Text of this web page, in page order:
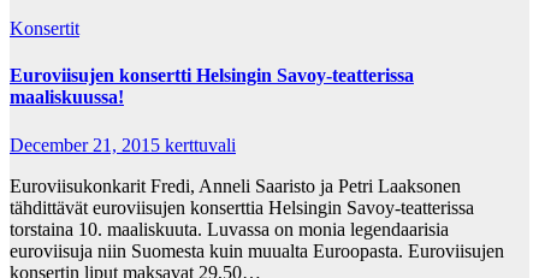
Konsertit
Euroviisujen konsertti Helsingin Savoy-teatterissa
maaliskuussa!
December 21, 2015 kerttuvali
Euroviisukonkarit Fredi, Anneli Saaristo ja Petri Laaksonen
tähdittävät euroviisujen konserttia Helsingin Savoy-teatterissa
torstaina 10. maaliskuuta. Luvassa on monia legendaarisia
euroviisuja niin Suomesta kuin muualta Euroopasta. Euroviisujen
konsertin liput maksavat 29,50…